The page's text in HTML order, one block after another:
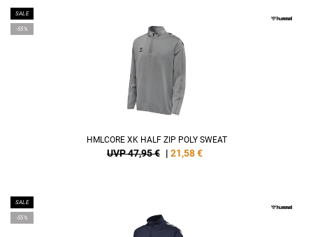
SALE
-55%
HMLCORE XK HALF ZIP POLY SWEAT
UVP 47,95 € | 21,58€
SALE
-55%